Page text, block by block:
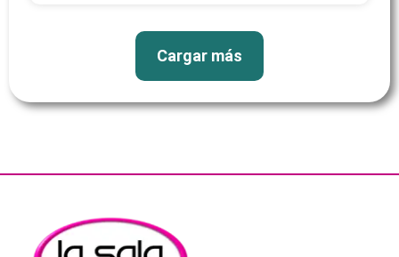
Cargar más